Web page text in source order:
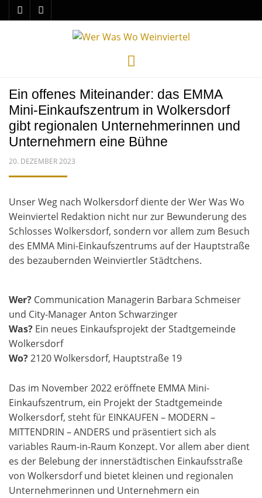
Ein offenes Miteinander: das EMMA
Mini-Einkaufszentrum in Wolkersdorf
gibt regionalen Unternehmerinnen und
Unternehmern eine Bühne
POSTED
20. DEZEMBER 2023
Unser Weg nach Wolkersdorf diente der Wer Was Wo
Weinviertel Redaktion nicht nur zur Bewunderung des
Schlosses Wolkersdorf, sondern vor allem zum Besuch
des EMMA Mini-Einkaufszentrums auf der Hauptstraße
des bezaubernden Weinviertler Städtchens.
Wer? Communication Managerin Barbara Schmeiser
und City-Manager Anton Schwarzinger
Was? Ein neues Einkaufsprojekt der Stadtgemeinde
Wolkersdorf
Wo?2120 Wolkersdorf, Hauptstraße 19
Das im November 2022 eröffnete EMMA Mini-
Einkaufszentrum, ein Projekt der Stadtgemeinde
Wolkersdorf, steht für EINKAUFEN – MODERN –
MITTENDRIN – ANDERS und präsentiert sich als
variables Raum-in-Raum Konzept. Vor allem aber dient
es der Belebung der innerstädtischen Einkaufsstraße
von Wolkersdorf und bietet kleinen und regionalen
Unternehmerinnen und Unternehmern ein